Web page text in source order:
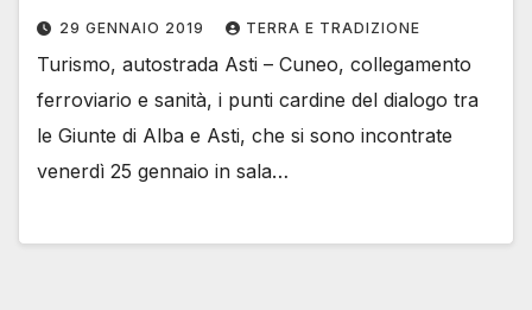
29 GENNAIO 2019 TERRA E TRADIZIONE
Turismo, autostrada Asti – Cuneo, collegamento
ferroviario e sanità, i punti cardine del dialogo tra
le Giunte di Alba e Asti, che si sono incontrate
venerdì 25 gennaio in sala…